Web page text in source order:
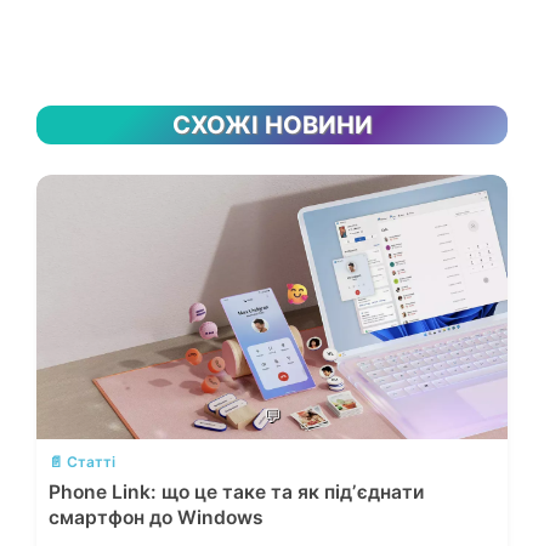
СХОЖІ НОВИНИ
💬
📄 Статті
Phone Link: що це таке та як підʼєднати
смартфон до Windows